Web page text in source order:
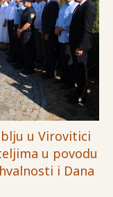
u Virovitici
u povodu
i Dana